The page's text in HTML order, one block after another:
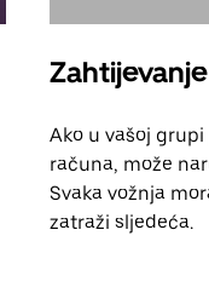
Ako u vašoj
računa, može
Svaka vožnja
zatraži sljedeća.